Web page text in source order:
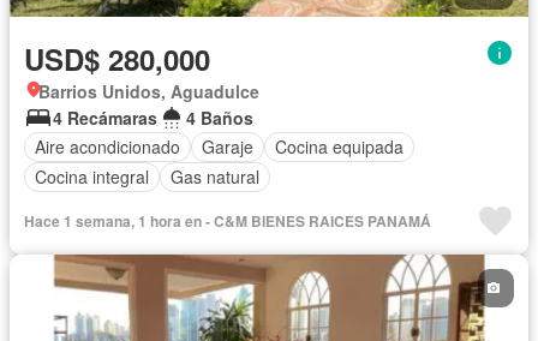
USD$ 280,000
Barrios Unidos, Aguadulce
4 Recámaras
4 Baños
Aire acondicionado
Garaje
Cocina equipada
Cocina integral
Gas natural
Hace 1 semana, 1 hora en - C&M BIENES RAICES PANAMÁ